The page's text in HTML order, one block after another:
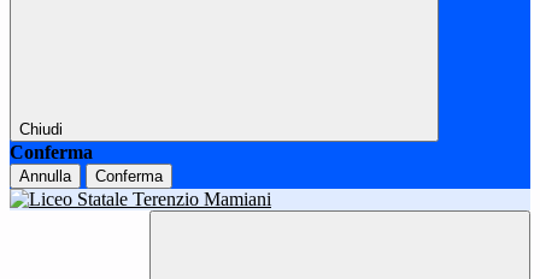
Chiudi
Conferma
Annulla Conferma